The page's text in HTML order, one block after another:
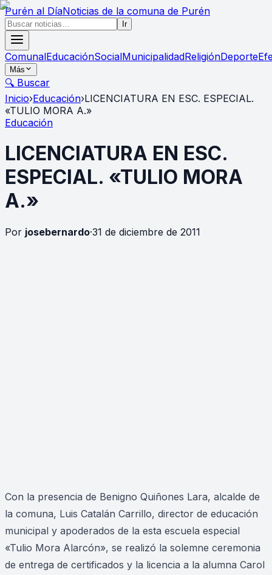
Purén al DíaNoticias de la comuna de Purén
Ir
ComunalEducaciónSocialMunicipalidadReligiónDeporte
Más
🔍 Buscar
Inicio›Educación›LICENCIATURA EN ESC. ESPECIAL.
«TULIO MORA A.»
Educación
LICENCIATURA EN ESC.
ESPECIAL. «TULIO MORA
A.»
Por josebernardo·31 de diciembre de 2011
Con la presencia de Benigno Quiñones Lara, alcalde de
la comuna, Luis Catalán Carrillo, director de educación
municipal y apoderados de la esta escuela especial
«Tulio Mora Alarcón», se realizó la solemne ceremonia
de entrega de certificados y la licencia a la alumna Carol